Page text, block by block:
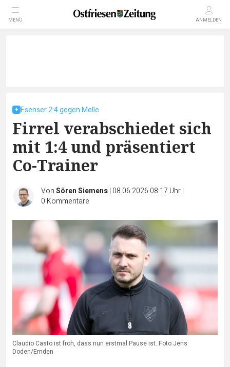
MENÜ ANMELDEN
Esenser 2:4 gegen Melle
Firrel verabschiedet sich
mit 1:4 und präsentiert
Co-Trainer
VonSören Siemens| 08.06.2026 08:17 Uhr|
0 Kommentare
Claudio Casto ist froh, dass nun erstmal Pause ist. Foto Jens
Doden/Emden